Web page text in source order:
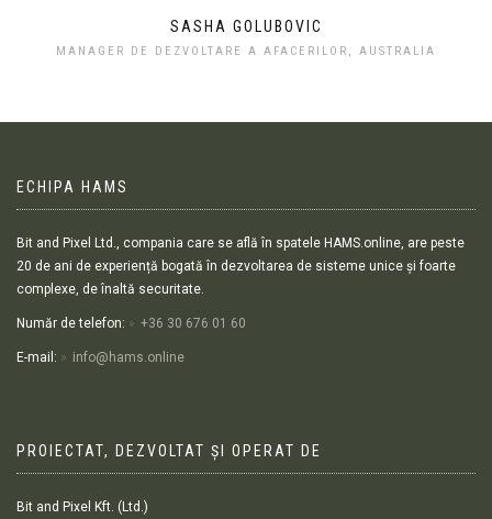
SASHA GOLUBOVIC
MANAGER DE DEZVOLTARE A AFACERILOR, AUSTRALIA
ECHIPA HAMS
Bit and Pixel Ltd., compania care se află în spatele HAMS.online, are peste
20 de ani de experiență bogată în dezvoltarea de sisteme unice și foarte
complexe, de înaltă securitate.
Număr de telefon: +36 30 676 01 60
E-mail: info@hams.online
PROIECTAT, DEZVOLTAT ȘI OPERAT DE
Bit and Pixel Kft. (Ltd.)